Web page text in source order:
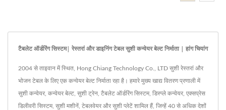
टैबलेट ऑर्डरिंग सिस्टम| रेस्तरां और डाइनिंग टेबल सुशी कन्वेयर बेल्ट निर्माता | हांग चियांग
2004 से ताइवान में स्थित, Hong Chiang Technology Co., LTD सुशी रेस्तरां और
भोजन टेबल के लिए एक कन्वेयर बेल्ट निर्माता रहा है। हमारे मुख्य खाद्य वितरण प्रणाली में
सुशी कन्वेयर, कन्वेयर बेल्ट, सुशी ट्रेन, टैबलेट ऑर्डरिंग सिस्टम, डिस्प्ले कन्वेयर, एक्सप्रेस
डिलीवरी सिस्टम, सुशी मशीनें, टेबलवेयर और सुशी प्लेटें शामिल हैं, जिन्हें 40 से अधिक देशों